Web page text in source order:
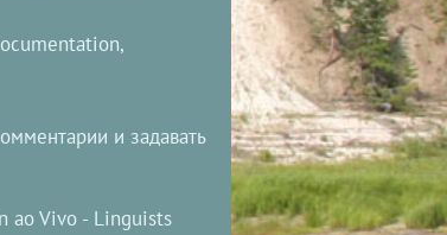
и задавать
ao Vivo - Linguists